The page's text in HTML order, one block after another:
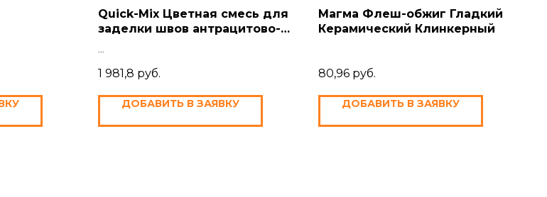
Quick-Mix Цветная смесь для
заделки швов антрацитово-
1 981,8 руб.
ДОБАВИТЬ В ЗАЯВКУ
Магма Флеш-обжиг Гладкий
Керамический Клинкерный
80,96 руб.
ДОБАВИТЬ В ЗАЯВКУ